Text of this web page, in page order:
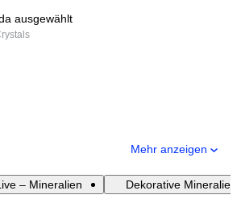
ausgewählt
Mehr anzeigen
– Mineralien Dekorative Mineralien